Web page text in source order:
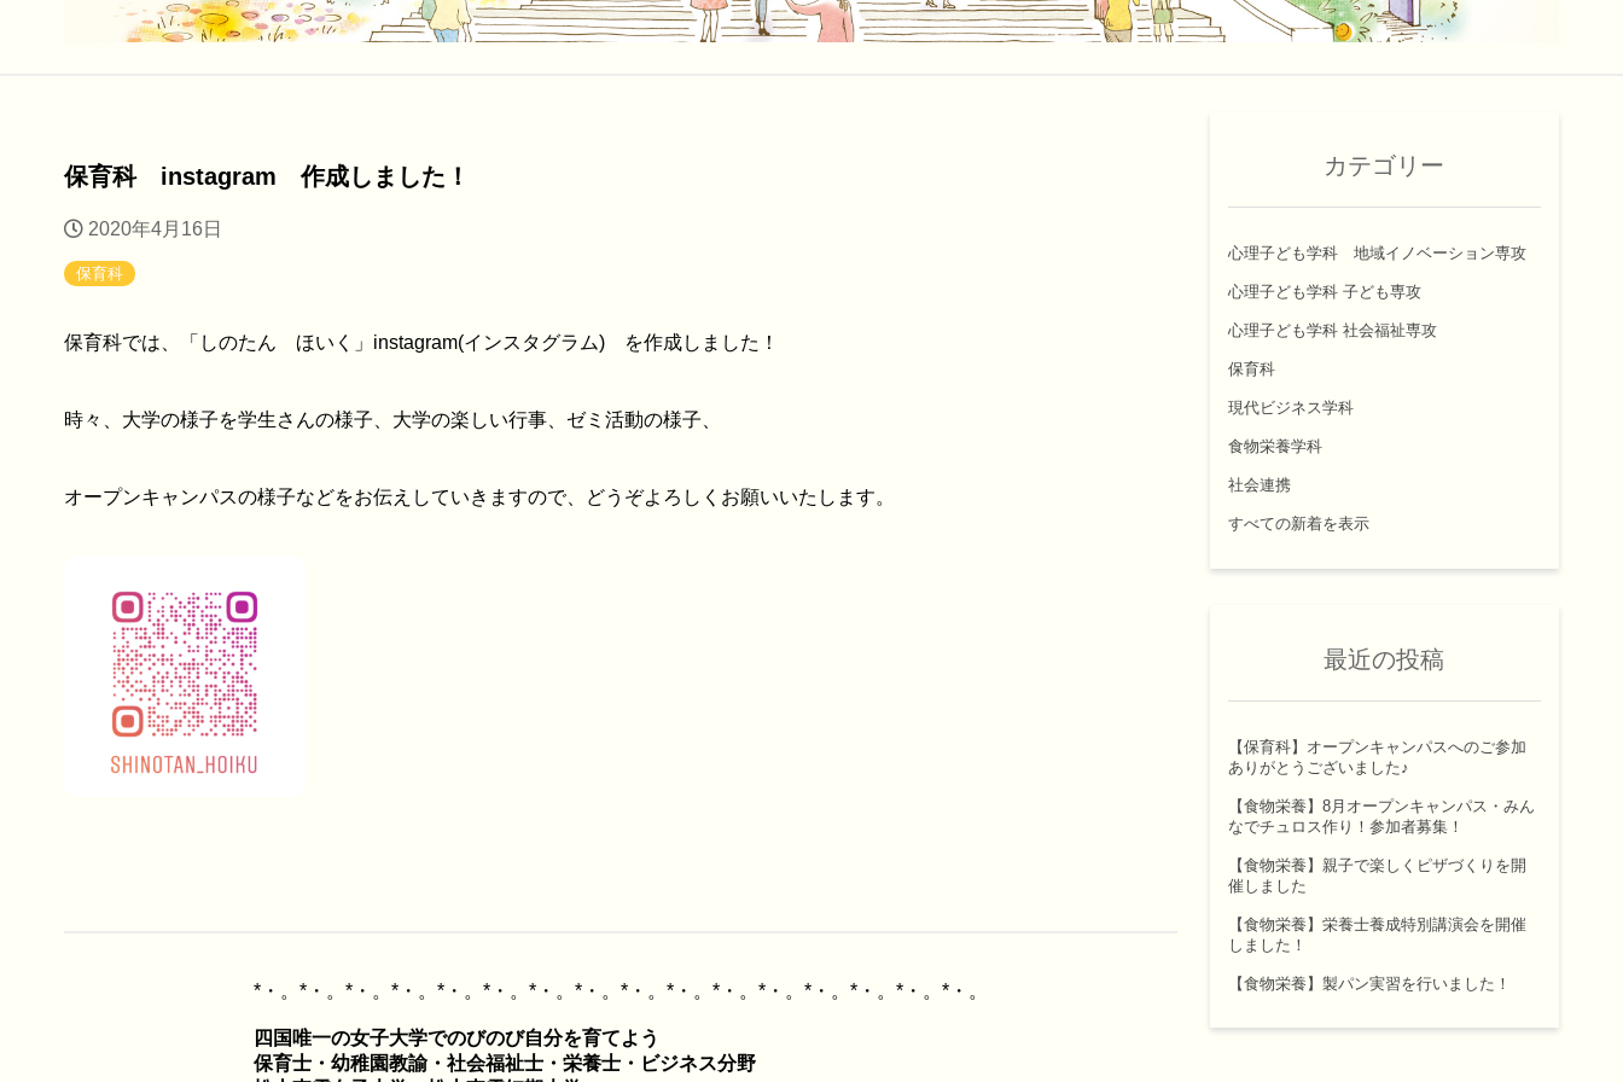
保育科 instagram 作成しました！
2020年4月16日
保育科
保育科では、「しのたん ほいく」instagram(インスタグラム) を作成しました！
時々、大学の様子を学生さんの様子、大学の楽しい行事、ゼミ活動の様子、
オープンキャンパスの様子などをお伝えしていきますので、どうぞよろしくお願いいたします。
四国唯一の女子大学でのびのび自分を育てよう
保育士・幼稚園教諭・社会福祉士・栄養士・ビジネス分野
カテゴリー
心理子ども学科 地域イノベーション専攻
心理子ども学科 子ども専攻
心理子ども学科 社会福祉専攻
保育科
現代ビジネス学科
食物栄養学科
社会連携
すべての新着を表示
最近の投稿
【保育科】オープンキャンパスへのご参加
ありがとうございました♪
【食物栄養】8月オープンキャンパス・みん
なでチュロス作り！参加者募集！
【食物栄養】親子で楽しくピザづくりを開
催しました
【食物栄養】栄養士養成特別講演会を開催
しました！
【食物栄養】製パン実習を行いました！